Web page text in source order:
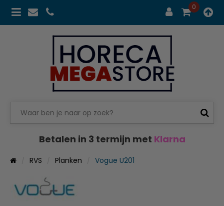
0
Betalen in 3 termijn met Klarna
RVS Planken Vogue U201